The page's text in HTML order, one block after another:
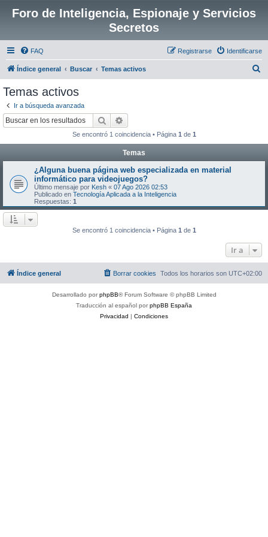
Foro de Inteligencia, Espionaje y Servicios
Secretos
FAQ Identificarse
Registrarse
Índice general Buscar Temas activos
Temas activos
Ir a búsqueda avanzada
Buscar
Se encontró 1 coincidencia • Página 1 de 1
Temas
¿Alguna buena página web especializada en material
informático para videojuegos?
Último mensaje por Kesh « 07 Ago 2026 02:53
Publicado en Tecnología Aplicada a la Inteligencia
Respuestas: 1
Se encontró 1 coincidencia • Página 1 de 1
Ir a
Índice general Todos los horarios son UTC+02:00
Borrar cookies
Desarrollado porphpBB® Forum Software © phpBB Limited
Traducción al español porphpBB España
Privacidad | Condiciones